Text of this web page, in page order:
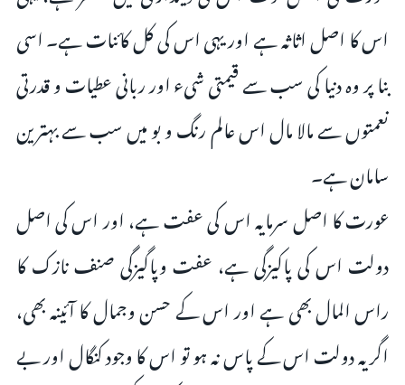
اس کا اصل اثاثہ ہے اور یہی اس کی کل کائنات ہے۔ اسی
بنا پر وہ دنیا کی سب سے قیمتی شیء اور ربانی عطیات و قدرتی
نعمتوں سے مالا مال اس عالم رنگ و بو میں سب سے بہترین
سامان ہے۔
عورت کا اصل سرمایہ اس کی عفت ہے، اور اس کی اصل
دولت اس کی پاکیزگی ہے، عفت وپاگیزگی صنف نازک کا
راس المال بھی ہے اور اس کے حسن وجمال کا آئینہ بھی،
اگر یہ دولت اس کے پاس نہ ہو تو اس کا وجود کنگال اور بے